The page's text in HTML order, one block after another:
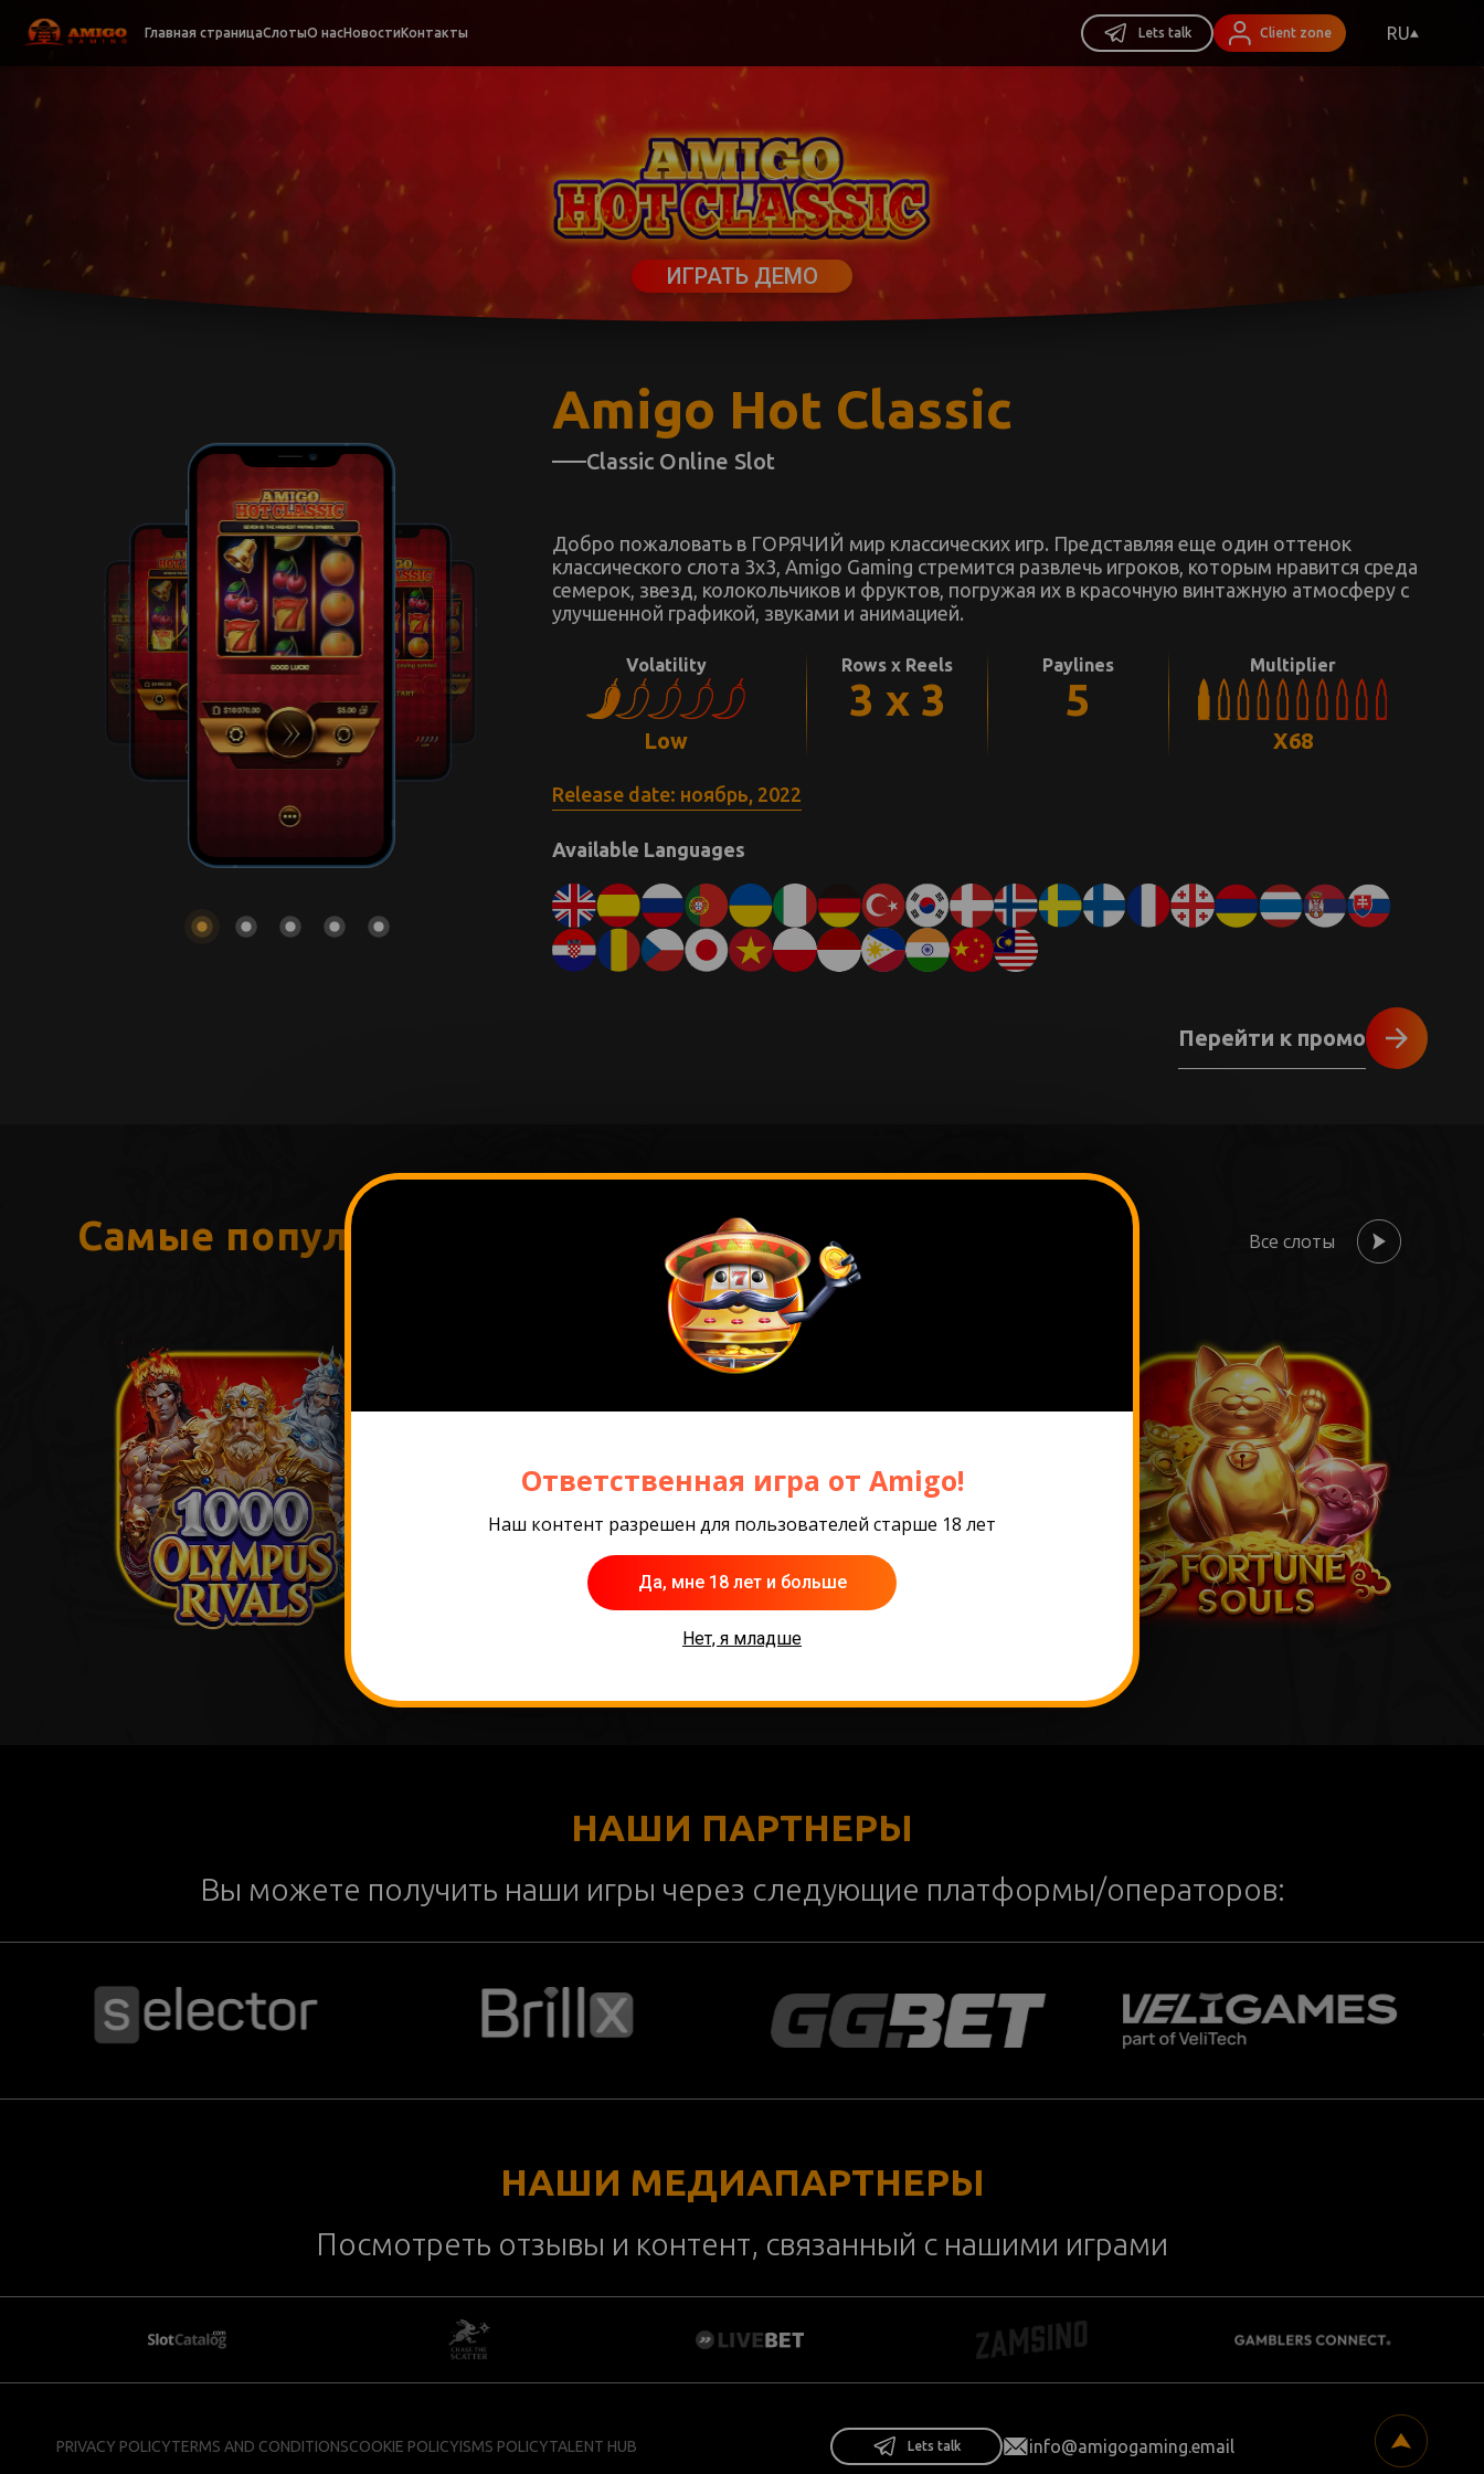
Главная страницаСлотыО насНовостиКонтакты Lets talk Client zone RU
ИГРАТЬ ДЕМО
Amigo Hot Classic
Classic Online Slot
Добро пожаловать в ГОРЯЧИЙ мир классических игр. Представляя еще один оттенок
классического слота 3x3, Amigo Gaming стремится развлечь игроков, которым нравится среда
семерок, звезд, колокольчиков и фруктов, погружая их в красочную винтажную атмосферу с
улучшенной графикой, звуками и анимацией.
Release date: ноябрь, 2022
Volatility
Low
Rows x Reels
3 x 3
Paylines
5
Multiplier
X68
Available Languages
Перейти к промо
Самые популярные игры Все слоты
НАШИ ПАРТНЕРЫ
Вы можете получить наши игры через следующие платформы/операторов:
НАШИ МЕДИАПАРТНЕРЫ
Посмотреть отзывы и контент, связанный с нашими играми
PRIVACY POLICYTERMS AND CONDITIONSCOOKIE POLICYISMS POLICYTALENT HUB Lets talk info@amigogaming.email
Ответственная игра от Amigo!
Наш контент разрешен для пользователей старше 18 лет
Да, мне 18 лет и больше
Нет, я младше